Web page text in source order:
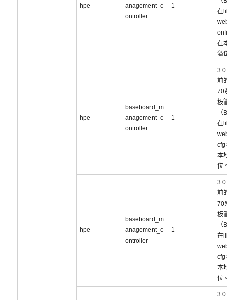
hpe
anagement_c
ontroller
1
在
在
溢
hpe
baseboard_m
anagement_c
ontroller
1
前
70
板
在
cfg
本
位
hpe
baseboard_m
anagement_c
ontroller
1
前
70
板
在
cfg
本
位